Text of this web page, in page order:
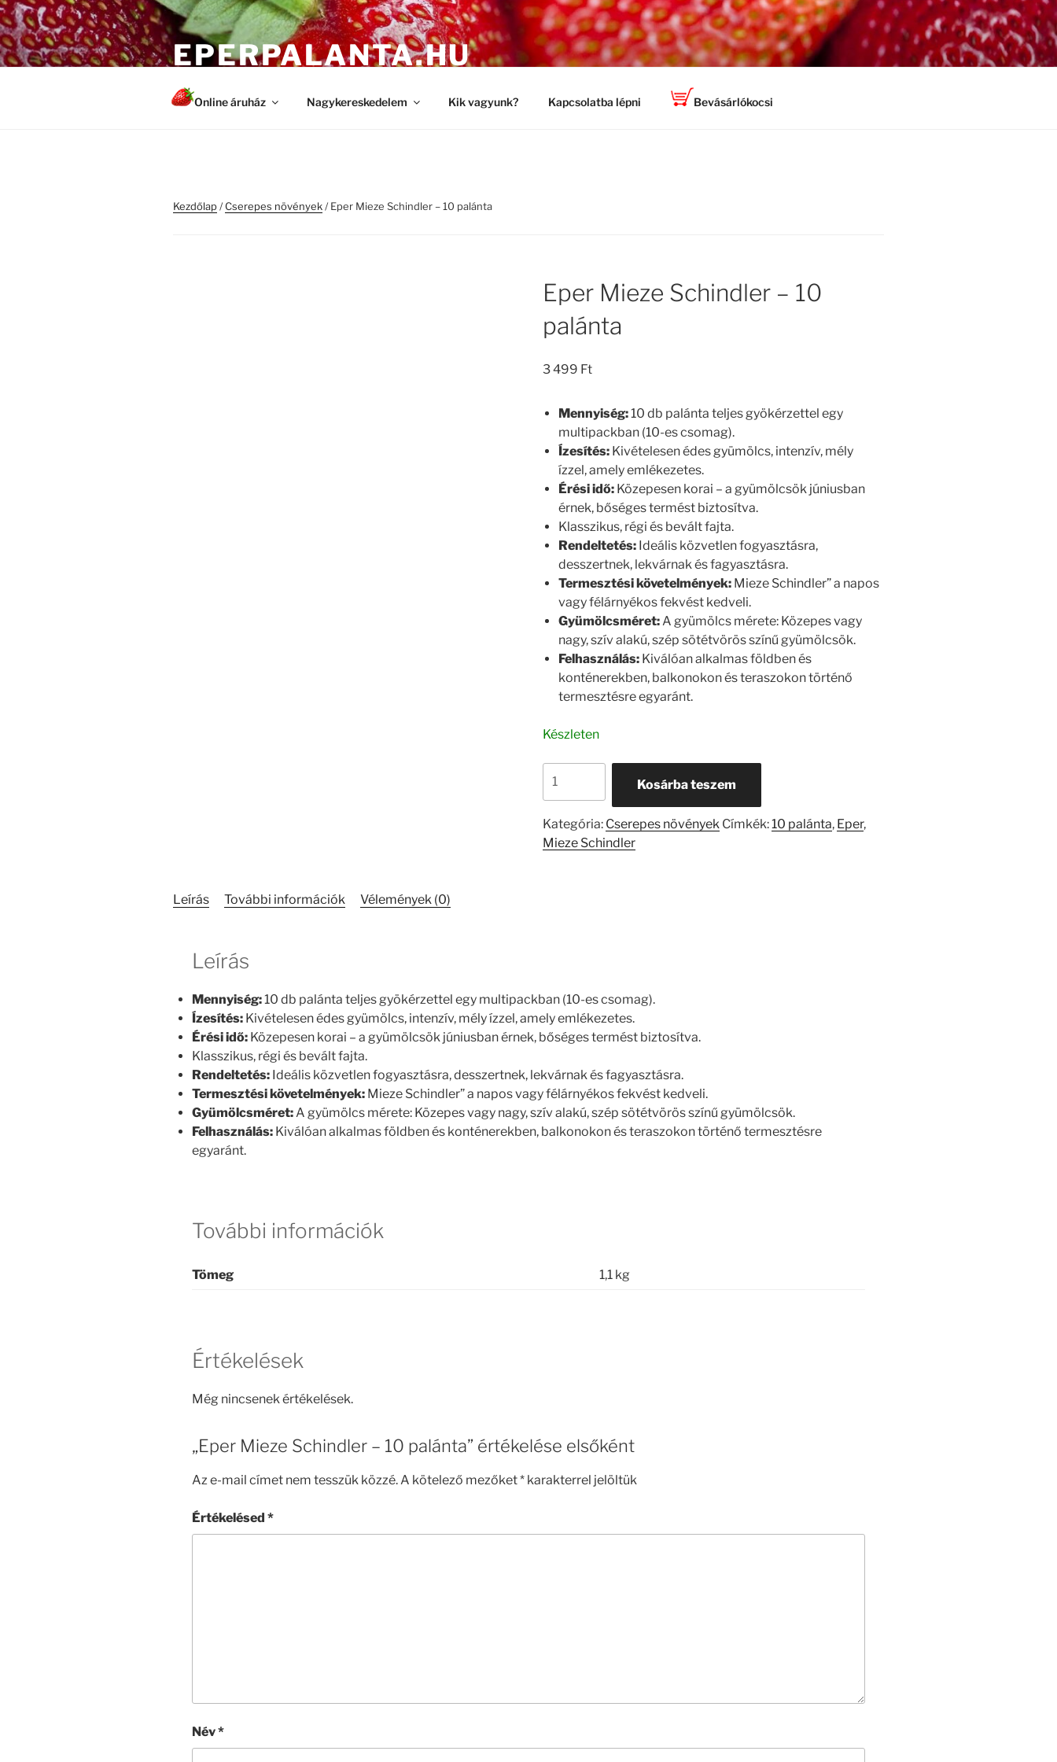
Tartalomhoz
EPERPALANTA.HU
Online áruház Nagykereskedelem Kik vagyunk? Kapcsolatba lépni Bevásárlókocsi
Kezdőlap/Cserepes növények/ Eper Mieze Schindler – 10 palánta
Eper Mieze Schindler – 10
palánta
3 499 Ft
Mennyiség: 10 db palánta teljes gyökérzettel egy
multipackban (10-es csomag).
Ízesítés: Kivételesen édes gyümölcs, intenzív, mély
ízzel, amely emlékezetes.
Érési idő: Közepesen korai – a gyümölcsök júniusban
érnek, bőséges termést biztosítva.
Klasszikus, régi és bevált fajta.
Rendeltetés: Ideális közvetlen fogyasztásra,
desszertnek, lekvárnak és fagyasztásra.
Termesztési követelmények: Mieze Schindler” a napos
vagy félárnyékos fekvést kedveli.
Gyümölcsméret: A gyümölcs mérete: Közepes vagy
nagy, szív alakú, szép sötétvörös színű gyümölcsök.
Felhasználás: Kiválóan alkalmas földben és
konténerekben, balkonokon és teraszokon történő
termesztésre egyaránt.
Készleten
Mieze
-
10
Kosárba teszem
Kategória: Cserepes növények Címkék:10 palánta, Eper,
Mieze Schindler
Leírás További információk Vélemények (0)
Leírás
Mennyiség:10 db palánta teljes gyökérzettel egy multipackban (10-es csomag).
Ízesítés: Kivételesen édes gyümölcs, intenzív, mély ízzel, amely emlékezetes.
Érési idő: Közepesen korai – a gyümölcsök júniusban érnek, bőséges termést biztosítva.
Klasszikus, régi és bevált fajta.
Rendeltetés: Ideális közvetlen fogyasztásra, desszertnek, lekvárnak és fagyasztásra.
Termesztési követelmények: Mieze Schindler” a napos vagy félárnyékos fekvést kedveli.
Gyümölcsméret:A gyümölcs mérete: Közepes vagy nagy, szív alakú, szép sötétvörös színű gyümölcsök.
Felhasználás: Kiválóan alkalmas földben és konténerekben, balkonokon és teraszokon történő termesztésre
egyaránt.
További információk
Tömeg 1,1 kg
Értékelések
Még nincsenek értékelések.
„Eper Mieze Schindler – 10 palánta” értékelése elsőként
Az e-mail címet nem tesszük közzé. A kötelező mezőket* karakterrel jelöltük
Értékelésed *
Név*